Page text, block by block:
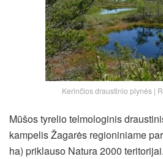
Kerinčios draustinio plynės |
Mūšos tyrelio telmologinis
kampelis Žagarės regioniniame
ha) priklauso Natura 2000